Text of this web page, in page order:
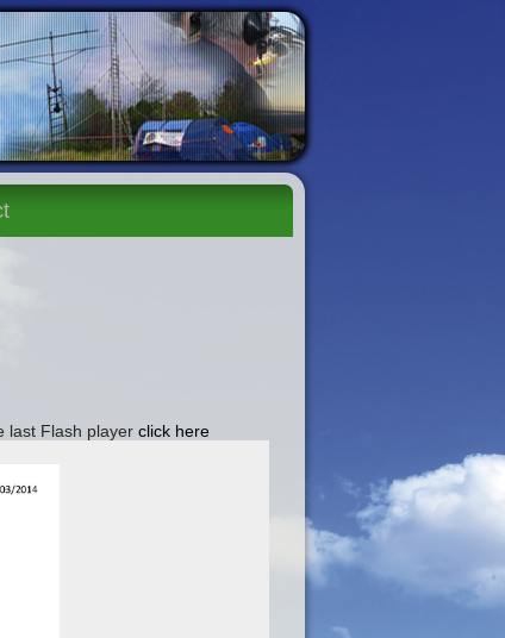
last Flash player click here